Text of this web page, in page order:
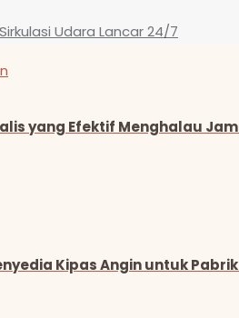
Udara Lancar 24/7
yang Efektif Menghalau
Kipas Angin untuk